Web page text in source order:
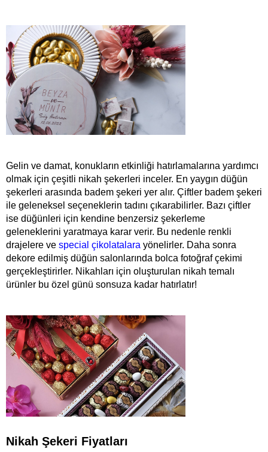
Gelin ve damat, konukların etkinliği hatırlamalarına yardımcı
olmak için çeşitli nikah şekerleri inceler. En yaygın düğün
şekerleri arasında badem şekeri yer alır. Çiftler badem şekeri
ile geleneksel seçeneklerin tadını çıkarabilirler. Bazı çiftler
ise düğünleri için kendine benzersiz şekerleme
geleneklerini yaratmaya karar verir. Bu nedenle renkli
drajelere ve special çikolatalara yönelirler. Daha sonra
dekore edilmiş düğün salonlarında bolca fotoğraf çekimi
gerçekleştirirler. Nikahları için oluşturulan nikah temalı
ürünler bu özel günü sonsuza kadar hatırlatır!
Nikah Şekeri Fiyatları